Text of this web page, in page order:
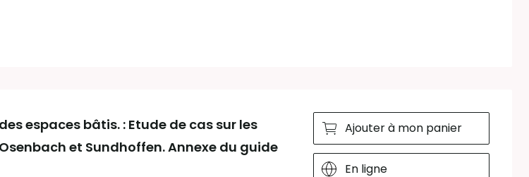
espaces bâtis. : Etude de cas sur les
et Sundhoffen. Annexe du guide
Ajouter à mon panier
En ligne